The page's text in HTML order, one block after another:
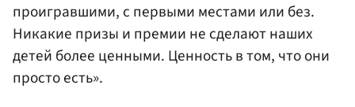
проигравшими, с первыми местами или без.
Никакие призы и премии не сделают наших
детей более ценными. Ценность в том, что они
просто есть».